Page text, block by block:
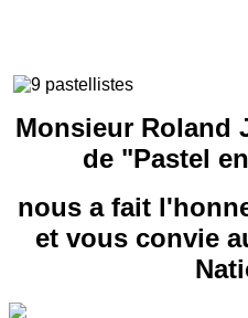
Monsieur Roland
de "Pastel
nous a fait
et vous convie